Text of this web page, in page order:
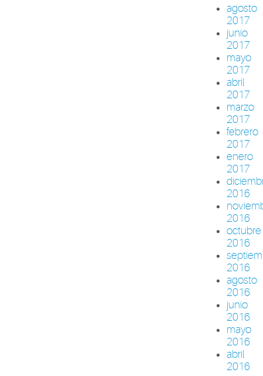
agosto
2017
junio
2017
mayo
2017
abril
2017
marzo
2017
febrero
2017
enero
2017
2016
2016
octubre
2016
2016
agosto
2016
junio
2016
mayo
2016
abril
2016